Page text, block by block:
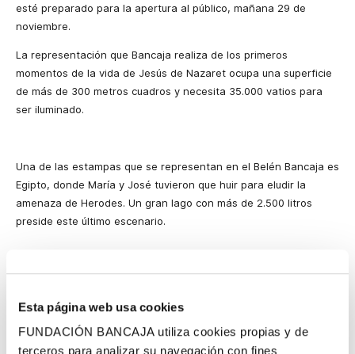
Esta página web usa cookies
FUNDACIÓN BANCAJA utiliza cookies propias y de
terceros para analizar su navegación con fines
esté preparado para la apertura al público, mañana 29 de
noviembre.
La representación que Bancaja realiza de los primeros
momentos de la vida de Jesús de Nazaret ocupa una superficie
de más de 300 metros cuadros y necesita 35.000 vatios para
ser iluminado.
Una de las estampas que se representan en el Belén Bancaja es
Egipto, donde María y José tuvieron que huir para eludir la
amenaza de Herodes. Un gran lago con más de 2.500 litros
preside este último escenario.
Belén Bancaja
El Belén se expone cada año en una ciudad de España, y por